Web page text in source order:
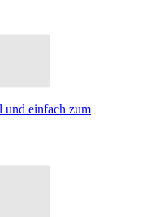
und einfach zum